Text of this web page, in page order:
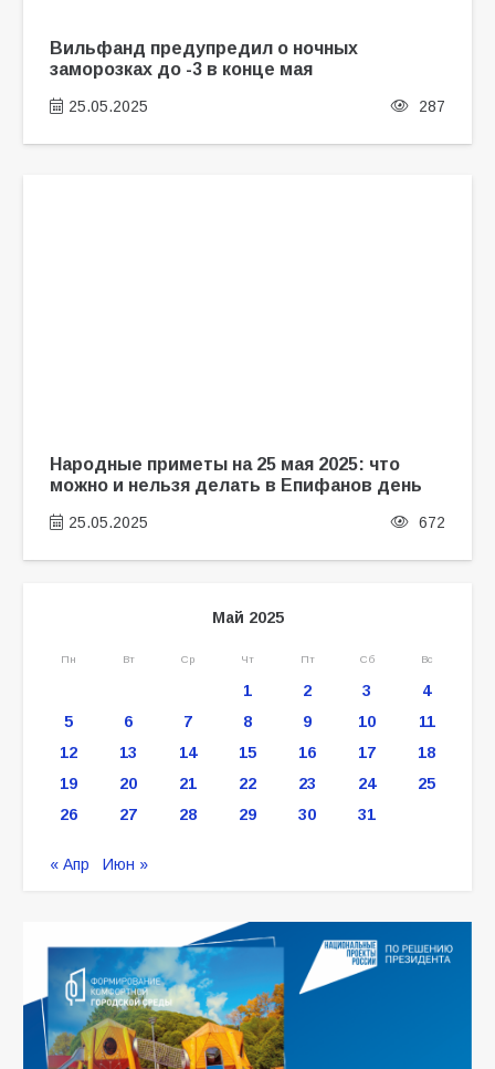
Вильфанд предупредил о ночных
заморозках до -3 в конце мая
25.05.2025 287
Народные приметы на 25 мая 2025: что
можно и нельзя делать в Епифанов день
25.05.2025 672
Май 2025
Пн Вт Ср Чт Пт Сб Вс
1 2 3
4
5
6 7 8 9 10
11
12
13 14 15 16 17
18
19
20 21 22 23 24
25
26
27 28 29 30 31
« Апр Июн »